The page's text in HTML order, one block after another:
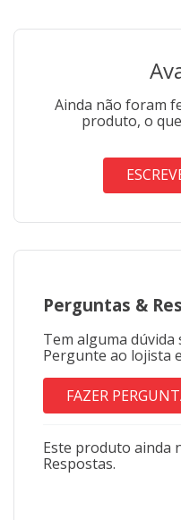
Ainda não foram
produto, o
Perguntas &
Tem alguma
Pergunte ao lojista
FAZER
Este produto ainda
Respostas.